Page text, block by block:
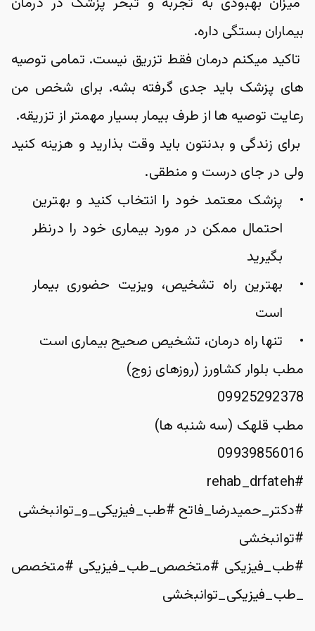
بیماران بستگی داره.
رعایت توصیه ها از طرف بیمار بسیار مهمتر از تزریقه.
ولی در جای درست و منطقی.
احتمال ممکن در مورد بیماری خود را درنظر
بگیرید
بهترین راه تشخیص، ویزیت حضوری بیمار
است
تنها راه درمان، تشخیص صحیح بیماری است
مطب بلوار کشاورز (روزهای زوج)
09925292378
مطب قلهک (سه شنبه ها)
09939856016
#rehab_drfateh
#دکتر_حمیدرضا_فاتح #طب_فیزیکی_و_توانبخشی
#طب_فیزیکی #متخصص_طب_فیزیکی #متخصص
_طب_فیزیکی_توانبخشی